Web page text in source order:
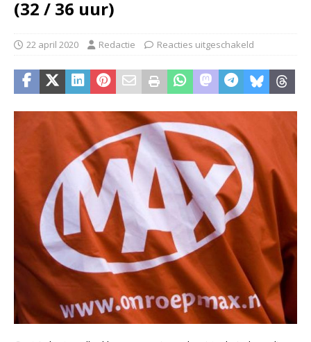
(32 / 36 uur)
22 april 2020 Redactie Reacties uitgeschakeld